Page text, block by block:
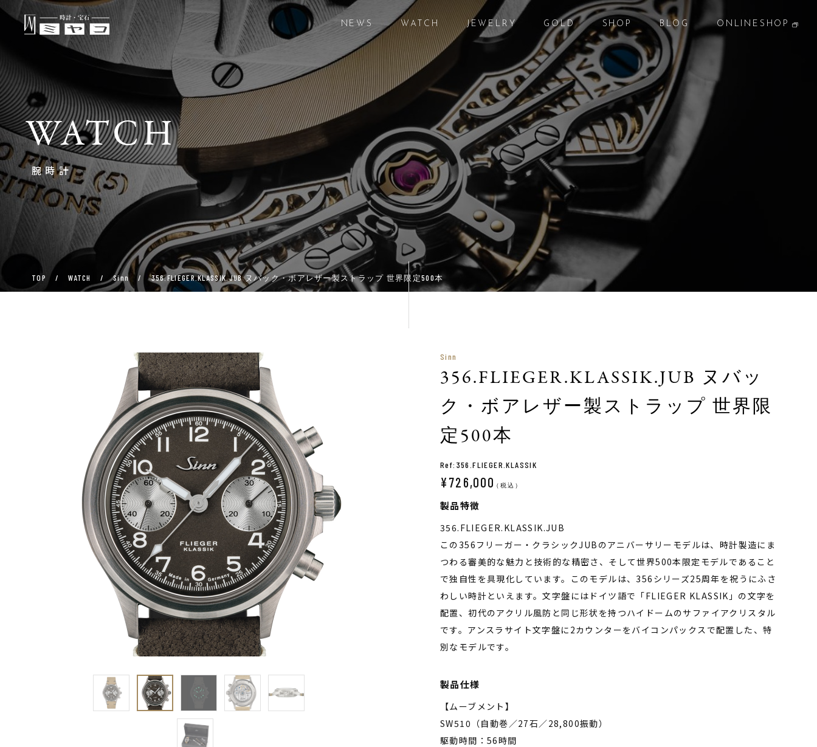
WATCH
腕時計
TOP / WATCH / Sinn / 356.FLIEGER.KLASSIK.JUB ヌバック・ボアレザー製ストラップ 世界限定500本
NEWS
ニュース
WATCH
腕時計
JEWELRY
ジュエリー
GOLD
貴金属
SHOP
店 舗
BLOG
ブログ
ONLINESHOP
オンラインショップ
Sinn
356.FLIEGER.KLASSIK.JUB ヌバッ
ク・ボアレザー製ストラップ 世界限
定500本
Ref:356.FLIEGER.KLASSIK
¥726,000（税込）
製品特徴
356.FLIEGER.KLASSIK.JUB
この356フリーガー・クラシックJUBのアニバーサリーモデルは、時計製造にま
つわる審美的な魅力と技術的な精密さ、そして世界500本限定モデルであること
で独自性を具現化しています。このモデルは、356シリーズ25周年を祝うにふさ
わしい時計といえます。文字盤にはドイツ語で「FLIEGER KLASSIK」の文字を
配置、初代のアクリル風防と同じ形状を持つハイドームのサファイアクリスタル
です。アンスラサイト文字盤に2カウンターをバイコンパックスで配置した、特
別なモデルです。
製品仕様
【ムーブメント】
SW510（自動巻／27石／28,800振動）
駆動時間：56時間